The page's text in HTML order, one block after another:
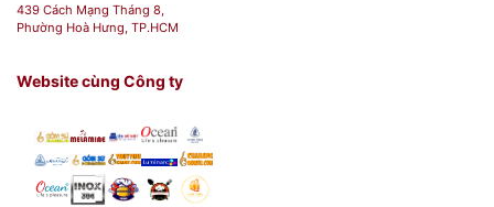
439 Cách Mạng Tháng 8,
Phường Hoà Hưng, TP.HCM
Website cùng Công ty